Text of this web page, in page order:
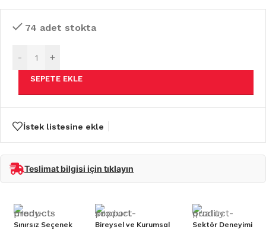
74 adet stokta
- +
SEPETE EKLE
İstek listesine ekle
Teslimat bilgisi için tıklayın
Sınırsız Seçenek Bireysel ve Kurumsal Sektör Deneyimi